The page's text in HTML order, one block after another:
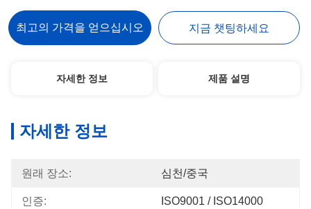
최고의 가격을 얻으십시오 지금 챗팅하세요
자세한 정보 제품 설명
자세한 정보
원래 장소: 심천/중국
인증: ISO9001 / ISO14000